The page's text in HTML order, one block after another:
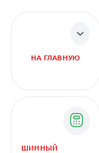
НА ГЛАВНУЮ
ШИННЫЙ